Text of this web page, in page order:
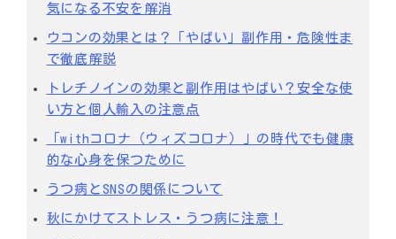
気になる不安を解消
ウコンの効果とは？「やばい」副作用・危険性ま
で徹底解説
トレチノインの効果と副作用はやばい？安全な使
い方と個人輸入の注意点
「withコロナ（ウィズコロナ）」の時代でも健康
的な心身を保つために
うつ病とSNSの関係について
秋にかけてストレス・うつ病に注意！